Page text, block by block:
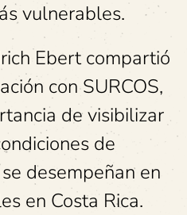
vulnerables.
Ebert compartió
con SURCOS,
de visibilizar
de
desempeñan en
en Costa Rica.